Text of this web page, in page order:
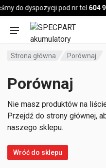
do dyspozycji pod nr tel 604
Pojazd
Strona główna Porównaj
Porównaj
Nie masz produktów na
Przejdź do strony głównej,
naszego sklepu.
Wróć do sklepu